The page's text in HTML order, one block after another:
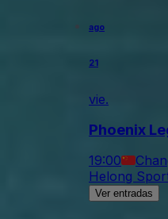
ago
21
vie.
Phoenix
19:00
Helong
Ver entradas